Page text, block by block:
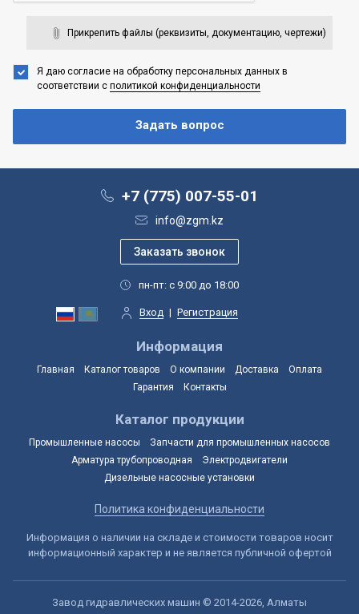
Прикрепить файлы (реквизиты, документацию, чертежи)
Я даю согласие на обработку персональных данных в
соответствии с политикой конфиденциальности
+7 (775) 007-55-01
info@zgm.kz
пн-пт: с 9:00 до 18:00
Вход | Регистрация
Информация
Главная Каталог товаров О компании Доставка
Оплата
Гарантия
Контакты
Каталог продукции
Промышленные насосы
Запчасти для промышленных насосов
Арматура трубопроводная
Электродвигатели
Дизельные насосные установки
Политика конфиденциальности
Информация о наличии на складе и стоимости товаров носит
информационный характер и не является публичной офертой
Завод гидравлических машин © 2014-2026, Алматы